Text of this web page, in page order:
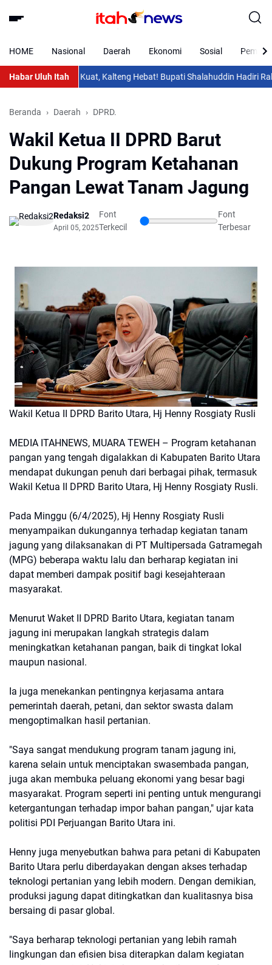
HOME Nasional Daerah Ekonomi Sosial
Habar Uluh Itah
Desa Kuat, Kalteng Hebat! Bupati Shalahuddin Hadiri Rakor
Beranda Daerah DPRD.
Wakil Ketua II DPRD Barut
Dukung Program Ketahanan
Pangan Lewat Tanam Jagung
Redaksi2
April 05, 2025
Font
Terkecil
Font
Terbesar
Wakil Ketua II DPRD Barito Utara, Hj Henny Rosgiaty Rusli
MEDIA ITAHNEWS, MUARA TEWEH – Program ketahanan
pangan yang tengah digalakkan di Kabupaten Barito Utara
mendapat dukungan penuh dari berbagai pihak, termasuk
Wakil Ketua II DPRD Barito Utara, Hj Henny Rosgiaty Rusli.
Pada Minggu (6/4/2025), Hj Henny Rosgiaty Rusli
menyampaikan dukungannya terhadap kegiatan tanam
jagung yang dilaksanakan di PT Multipersada Gatramegah
(MPG) beberapa waktu lalu dan berharap kegiatan ini
dapat memberi dampak positif bagi kesejahteraan
masyarakat.
Menurut Waket II DPRD Barito Utara, kegiatan tanam
jagung ini merupakan langkah strategis dalam
meningkatkan ketahanan pangan, baik di tingkat lokal
maupun nasional.
Ia juga menekankan pentingnya kerjasama antara
pemerintah daerah, petani, dan sektor swasta dalam
mengoptimalkan hasil pertanian.
"Saya sangat mendukung program tanam jagung ini,
karena selain untuk menciptakan swasembada pangan,
juga akan membuka peluang ekonomi yang besar bagi
masyarakat. Program seperti ini penting untuk mengurangi
ketergantungan terhadap impor bahan pangan," ujar kata
politisi PDI Perjuangan Barito Utara ini.
Henny juga menyebutkan bahwa para petani di Kabupaten
Barito Utara perlu diberdayakan dengan akses terhadap
teknologi pertanian yang lebih modern. Dengan demikian,
produksi jagung dapat ditingkatkan dan kualitasnya bisa
bersaing di pasar global.
"Saya berharap teknologi pertanian yang lebih ramah
lingkungan dan efisien bisa diterapkan dalam kegiatan